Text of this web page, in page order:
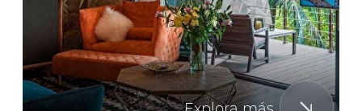
Deliciousness
Cocina exquisita para todos los gustos:
desde desayunos a la carta junto a la
piscina hasta delicias locales en Árbol y
cócteles exclusivos.